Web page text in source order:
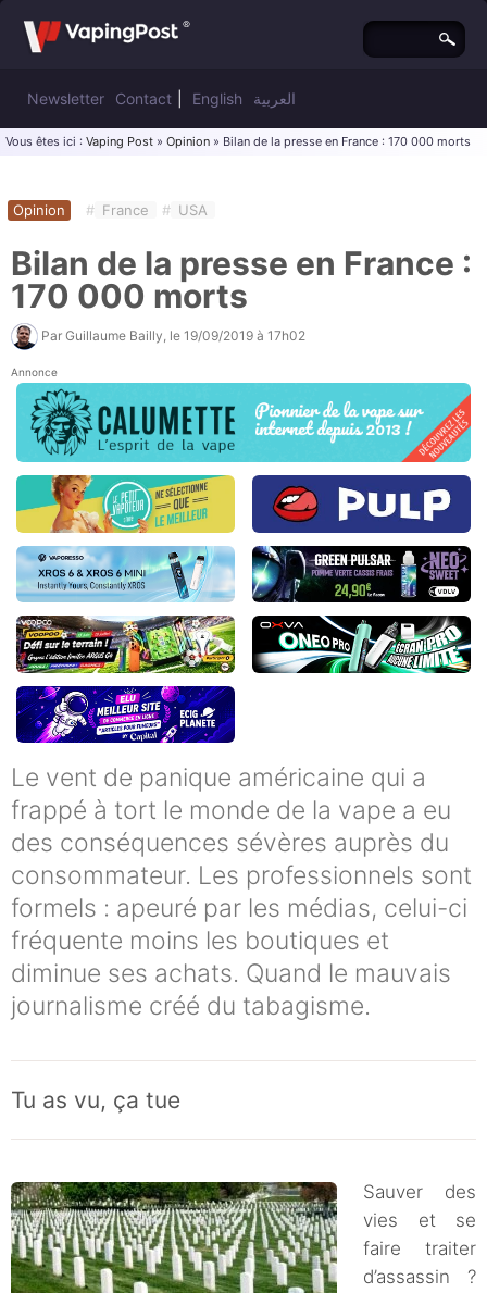
Newsletter Contact English العربية
Vous êtes ici : Vaping Post » Opinion » Bilan de la presse en France : 170 000 morts
Opinion # France # USA
Bilan de la presse en France :
170 000 morts
Par Guillaume Bailly , le 19/09/2019 à 17h02
Annonce
Le vent de panique américaine qui a
frappé à tort le monde de la vape a eu
des conséquences sévères auprès du
consommateur. Les professionnels sont
formels : apeuré par les médias, celui-ci
fréquente moins les boutiques et
diminue ses achats. Quand le mauvais
journalisme créé du tabagisme.
Tu as vu, ça tue
Sauver des
vies et se
faire traiter
d’assassin ?